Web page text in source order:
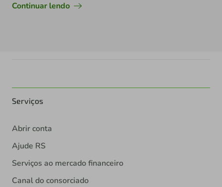
Continuar lendo
Serviços
Abrir conta
Ajude RS
Serviços ao mercado financeiro
Canal do consorciado